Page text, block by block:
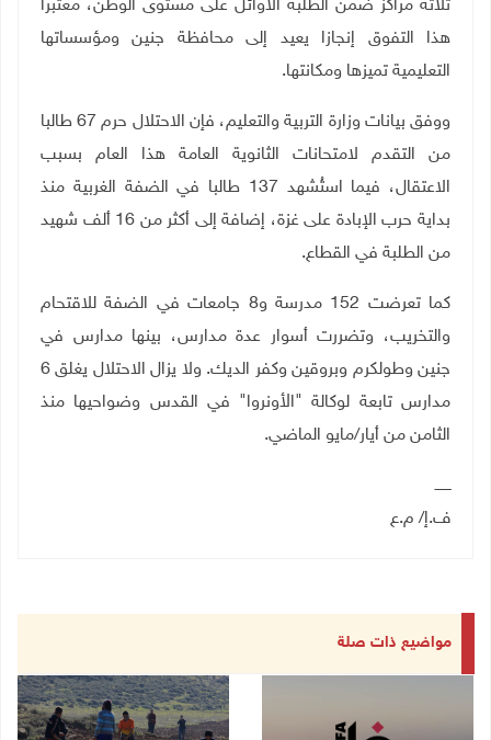
ثلاثة مراكز ضمن الطلبة الأوائل على مستوى الوطن، معتبرا
هذا التفوق إنجازا يعيد إلى محافظة جنين ومؤسساتها
التعليمية تميزها ومكانتها.
ووفق بيانات وزارة التربية والتعليم، فإن الاحتلال حرم 67 طالبا
من التقدم لامتحانات الثانوية العامة هذا العام بسبب
الاعتقال، فيما استُشهد 137 طالبا في الضفة الغربية منذ
بداية حرب الإبادة على غزة، إضافة إلى أكثر من 16 ألف شهيد
من الطلبة في القطاع.
كما تعرضت 152 مدرسة و8 جامعات في الضفة للاقتحام
والتخريب، وتضررت أسوار عدة مدارس، بينها مدارس في
جنين وطولكرم وبروقين وكفر الديك. ولا يزال الاحتلال يغلق 6
مدارس تابعة لوكالة "الأونروا" في القدس وضواحيها منذ
الثامن من أيار/مايو الماضي.
ـــــــ
ف.إ/ م.ع
مواضيع ذات صلة